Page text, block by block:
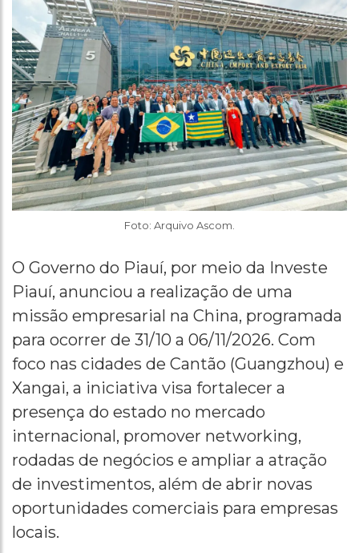
Foto: Arquivo Ascom.
O Governo do Piauí, por meio da Investe
Piauí, anunciou a realização de uma
missão empresarial na China, programada
para ocorrer de 31/10 a 06/11/2026. Com
foco nas cidades de Cantão (Guangzhou) e
Xangai, a iniciativa visa fortalecer a
presença do estado no mercado
internacional, promover networking,
rodadas de negócios e ampliar a atração
de investimentos, além de abrir novas
oportunidades comerciais para empresas
locais.